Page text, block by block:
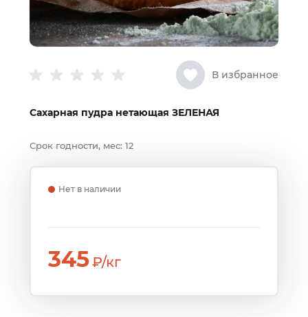
В избранное
Сахарная пудра нетающая ЗЕЛЕНАЯ
Срок годности, мес: 12
Нет в наличии
345₽/кг